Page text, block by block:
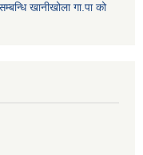
खानीखोला गा.पा को